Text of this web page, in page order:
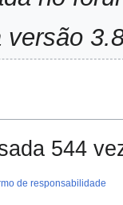
versão
544
de responsabilidade